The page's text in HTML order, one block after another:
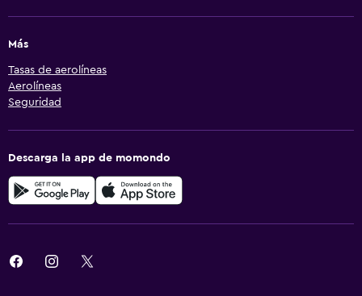
Más
Tasas de aerolíneas
Aerolíneas
Seguridad
Descarga la app de momondo